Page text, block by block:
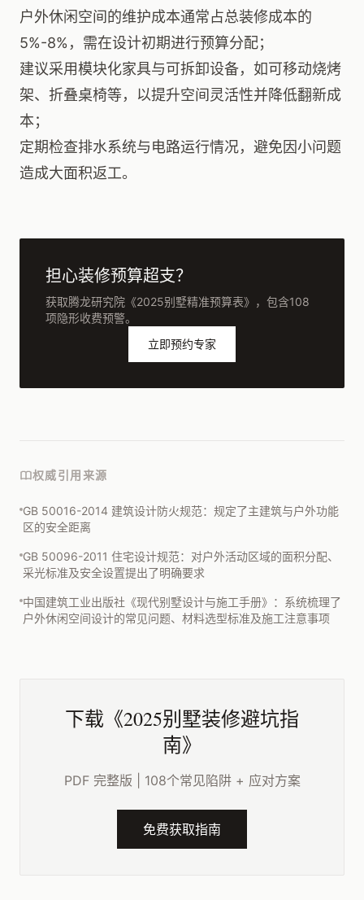
户外休闲空间的维护成本通常占总装修成本的
5%-8%，需在设计初期进行预算分配；
建议采用模块化家具与可拆卸设备，如可移动烧烤
架、折叠桌椅等，以提升空间灵活性并降低翻新成
本；
定期检查排水系统与电路运行情况，避免因小问题
造成大面积返工。
担心装修预算超支？
获取腾龙研究院《2025别墅精准预算表》，包含108
项隐形收费预警。
立即预约专家
权威引用来源
GB 50016-2014 建筑设计防火规范：规定了主建筑与户外功能
区的安全距离
GB 50096-2011 住宅设计规范：对户外活动区域的面积分配、
采光标准及安全设置提出了明确要求
中国建筑工业出版社《现代别墅设计与施工手册》：系统梳理了
户外休闲空间设计的常见问题、材料选型标准及施工注意事项
下载《2025别墅装修避坑指
南》
PDF 完整版 | 108个常见陷阱 + 应对方案
免费获取指南